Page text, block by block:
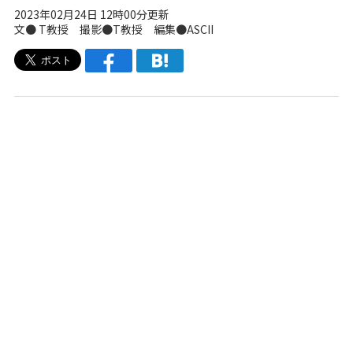
2023年02月24日 12時00分更新
文● T教授 撮影●T教授 編集●ASCII